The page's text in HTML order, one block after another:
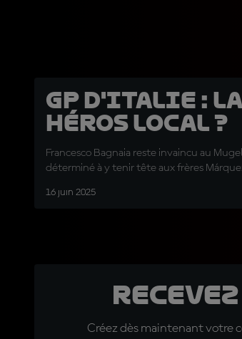
GP d'Italie :
héros local ?
Francesco Bagnaia reste invaincu au
déterminé à y tenir tête aux frères
16 juin 2025
Créez dès maintenant votre